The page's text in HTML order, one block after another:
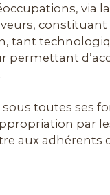
via
constituant
tant
permettant
toutes ses
par
aux adhérents